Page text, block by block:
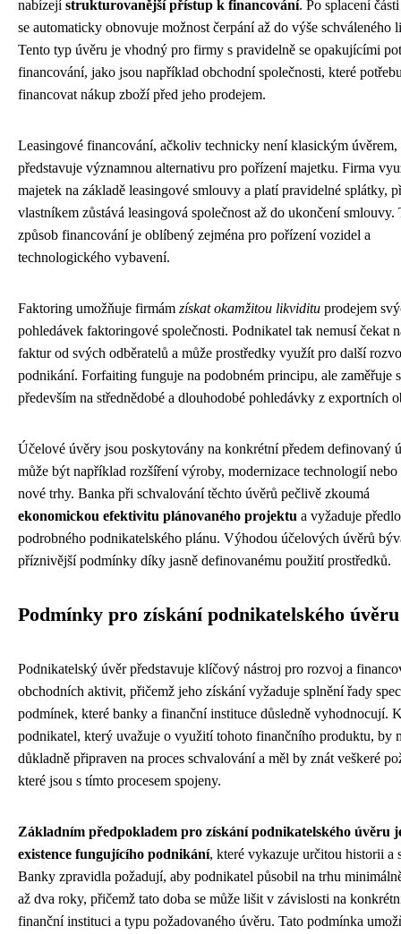
nabízejí strukturovanější přístup k financování. Po splacení
se automaticky obnovuje možnost čerpání až do výše schváleného
Tento typ úvěru je vhodný pro firmy s pravidelně se opakujícími
financování, jako jsou například obchodní společnosti, které
financovat nákup zboží před jeho prodejem.
Leasingové financování, ačkoliv technicky není klasickým úvěrem,
představuje významnou alternativu pro pořízení majetku. Firma
majetek na základě leasingové smlouvy a platí pravidelné splátky,
vlastníkem zůstává leasingová společnost až do ukončení smlouvy.
způsob financování je oblíbený zejména pro pořízení vozidel a
technologického vybavení.
Faktoring umožňuje firmám získat okamžitou likviditu prodejem
pohledávek faktoringové společnosti. Podnikatel tak nemusí čekat
faktur od svých odběratelů a může prostředky využít pro další
podnikání. Forfaiting funguje na podobném principu, ale zaměřuje
především na střednědobé a dlouhodobé pohledávky z exportních
Účelové úvěry jsou poskytovány na konkrétní předem definovaný
může být například rozšíření výroby, modernizace technologií nebo
nové trhy. Banka při schvalování těchto úvěrů pečlivě zkoumá
ekonomickou efektivitu plánovaného projektu a vyžaduje
podrobného podnikatelského plánu. Výhodou účelových úvěrů
příznivější podmínky díky jasně definovanému použití prostředků.
Podmínky pro získání podnikatelského úvěru
Podnikatelský úvěr představuje klíčový nástroj pro rozvoj a
obchodních aktivit, přičemž jeho získání vyžaduje splnění řady
podmínek, které banky a finanční instituce důsledně vyhodnocují.
podnikatel, který uvažuje o využití tohoto finančního produktu, by
důkladně připraven na proces schvalování a měl by znát veškeré
které jsou s tímto procesem spojeny.
Základním předpokladem pro získání podnikatelského úvěru
existence fungujícího podnikání, které vykazuje určitou historii a
Banky zpravidla požadují, aby podnikatel působil na trhu
až dva roky, přičemž tato doba se může lišit v závislosti na
finanční instituci a typu požadovaného úvěru. Tato podmínka